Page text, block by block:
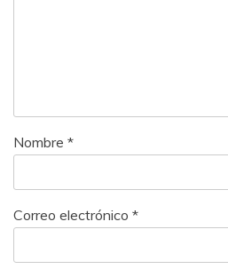
Nombre *
Correo electrónico *